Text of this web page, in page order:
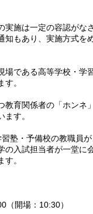
実施は一定の容認がな
もあり、実施方式を
場である高等学校・学
。
育関係者の「ホンネ
す。
塾・予備校の教職員
の入試担当者が一堂に
。
（開場：10:30）